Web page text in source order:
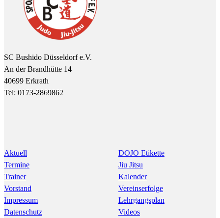
SC Bushido Düsseldorf e.V.
An der Brandhütte 14
40699 Erkrath
Tel: 0173-2869862
Aktuell
Termine
Trainer
Vorstand
Impressum
Datenschutz
DOJO Etikette
Jiu Jitsu
Kalender
Vereinserfolge
Lehrgangsplan
Videos